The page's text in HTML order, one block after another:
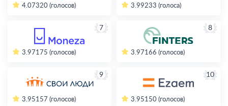
4.07320 (голосов) 3.99233 (голоса)
7
3.97175 (голосов)
8
3.97166 (голосов)
9
3.95157 (голосов)
10
3.95150 (голосов)